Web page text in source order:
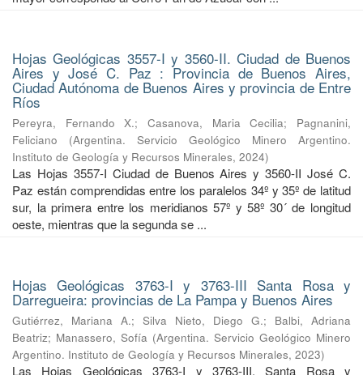
Hojas Geológicas 3557-I y 3560-II. Ciudad de Buenos
Aires y José C. Paz : Provincia de Buenos Aires,
Ciudad Autónoma de Buenos Aires y provincia de Entre
Ríos
Pereyra, Fernando X.;Casanova, Maria Cecilia; Pagnanini,
Feliciano
(Argentina. Servicio Geológico Minero Argentino.
Instituto de Geología y Recursos Minerales, 2024)
Las Hojas 3557-I Ciudad de Buenos Aires y 3560-II José C.
Paz están comprendidas entre los paralelos 34º y 35º de latitud
sur, la primera entre los meridianos 57º y 58º 30´ de longitud
oeste, mientras que la segunda se ...
Hojas Geológicas 3763-I y 3763-III Santa Rosa y
Darregueira: provincias de La Pampa y Buenos Aires
Gutiérrez, Mariana A.; Silva Nieto, Diego G.; Balbi, Adriana
Beatriz; Manassero, Sofía (Argentina. Servicio Geológico Minero
Argentino. Instituto de Geología y Recursos Minerales, 2023)
Las Hojas Geológicas 3763-I y 3763-III, Santa Rosa y